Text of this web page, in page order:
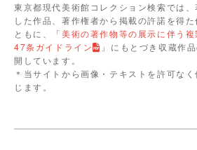
東京都現代美術館コレクション検索では
した作品、著作権者から掲載の許諾を得
ともに、「美術の著作物等の展示に伴う
47条ガイドライン
」にもとづき収蔵作
開しています。
＊当サイトから画像・テキストを許可な
じます。